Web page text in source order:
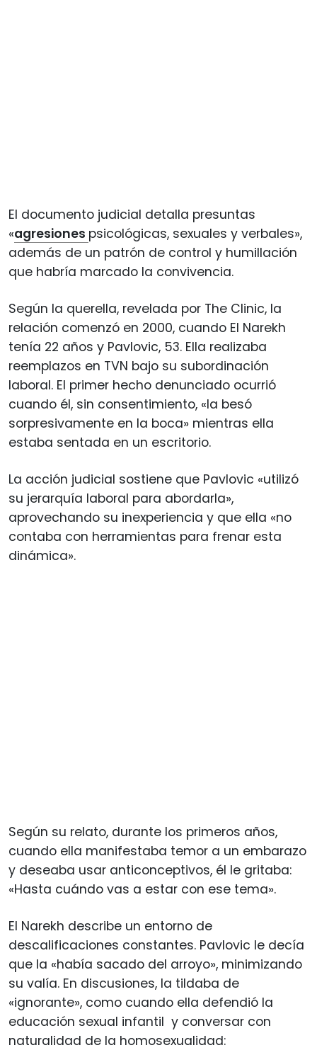
El documento judicial detalla presuntas
«agresiones psicológicas, sexuales y verbales»,
además de un patrón de control y humillación
que habría marcado la convivencia.
Según la querella, revelada por The Clinic, la
relación comenzó en 2000, cuando El Narekh
tenía 22 años y Pavlovic, 53. Ella realizaba
reemplazos en TVN bajo su subordinación
laboral. El primer hecho denunciado ocurrió
cuando él, sin consentimiento, «la besó
sorpresivamente en la boca» mientras ella
estaba sentada en un escritorio.
La acción judicial sostiene que Pavlovic «utilizó
su jerarquía laboral para abordarla»,
aprovechando su inexperiencia y que ella «no
contaba con herramientas para frenar esta
dinámica».
Según su relato, durante los primeros años,
cuando ella manifestaba temor a un embarazo
y deseaba usar anticonceptivos, él le gritaba:
«Hasta cuándo vas a estar con ese tema».
El Narekh describe un entorno de
descalificaciones constantes. Pavlovic le decía
que la «había sacado del arroyo», minimizando
su valía. En discusiones, la tildaba de
«ignorante», como cuando ella defendió la
educación sexual infantil y conversar con
naturalidad de la homosexualidad: